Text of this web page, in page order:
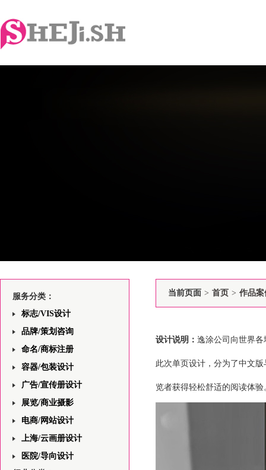
服务分类：
标志/VIS设计
品牌/策划咨询
命名/商标注册
容器/包装设计
广告/宣传册设计
展览/商业摄影
电商/网站设计
上海/云画册设计
医院/导向设计
当前页面 > 首页 > 作品案
设计说明： 逸涂公司向世界
此次单页设计， 分为了中文
览者获得轻松舒适的阅读体验